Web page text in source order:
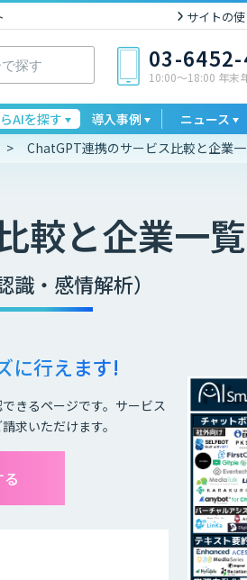
サイトの
03-
10:00〜18:00 年末
AIを探す 導入事例 ニュース
ChatGPT連携のサービス比較と企業一
較と企業一
識・感情解析）
に行えます!
きるページです。サービス
求いただけます。